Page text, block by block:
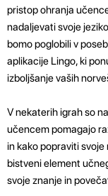
pristop ohranja
nadaljevati svoje
bomo poglobili v
aplikacije Lingo, ki
izboljšanje vaših
V nekaterih igrah so
učencem pomagajo
in kako popraviti
bistveni element
svoje znanje in